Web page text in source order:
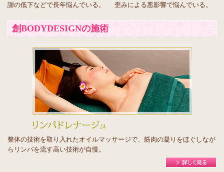
謝の低下などで長年悩んでいる。
歪みによる悪影響で悩んでいる。
創BODYDESIGNの施術
整体の技術を取り入れたオイルマッサージで、筋肉の凝りをほぐしなが
らリンパを流す高い技術が自慢。